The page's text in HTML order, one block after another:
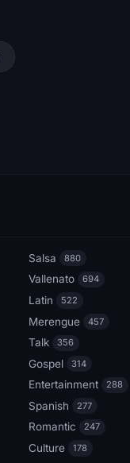
Salsa 880
Vallenato 694
Latin 522
Merengue 457
Talk 356
Gospel 314
Entertainment 288
Spanish 277
Romantic 247
Culture 178